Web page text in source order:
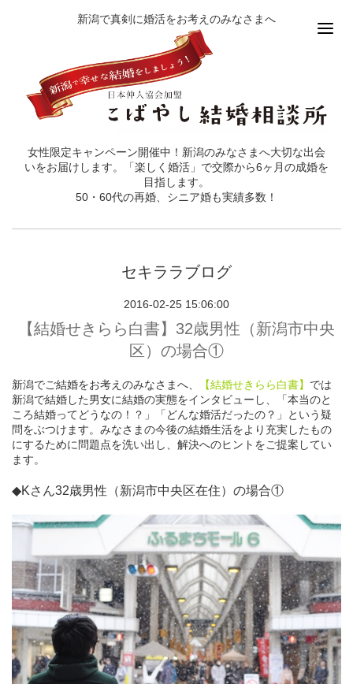
新潟で真剣に婚活をお考えのみなさまへ
女性限定キャンペーン開催中！新潟のみなさまへ大切な出会
いをお届けします。「楽しく婚活」で交際から6ヶ月の成婚を
目指します。
50・60代の再婚、シニア婚も実績多数！
セキララブログ
2016-02-25 15:06:00
【結婚せきらら白書】32歳男性（新潟市中央
区）の場合①
新潟でご結婚をお考えのみなさまへ、 【結婚せきらら白書】 では
新潟で結婚した男女に結婚の実態をインタビューし、「本当のと
ころ結婚ってどうなの！？」「どんな婚活だったの？」という疑
問をぶつけます。みなさまの今後の結婚生活をより充実したもの
にするために問題点を洗い出し、解決へのヒントをご提案してい
ます。
◆Kさん32歳男性（新潟市中央区在住）の場合①